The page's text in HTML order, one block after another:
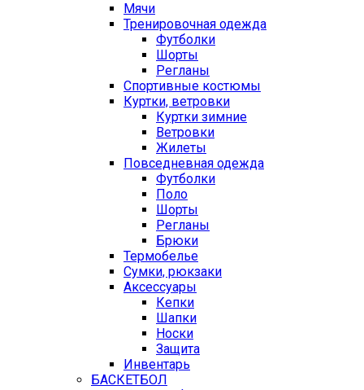
Мячи
Тренировочная одежда
Футболки
Шорты
Регланы
Спортивные костюмы
Куртки, ветровки
Куртки зимние
Ветровки
Жилеты
Повседневная одежда
Футболки
Поло
Шорты
Регланы
Брюки
Термобелье
Сумки, рюкзаки
Аксессуары
Кепки
Шапки
Носки
Защита
Инвентарь
БАСКЕТБОЛ